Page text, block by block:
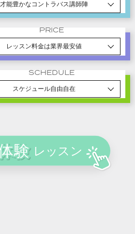
才能豊かなコントラバス講師陣
PRICE
レッスン料金は業界最安値
SCHEDULE
スケジュール自由自在